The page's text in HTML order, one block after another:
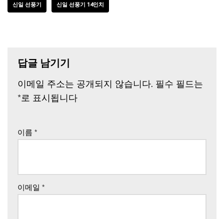
신일 선풍기 신일 선풍기 14인치
답글 남기기
이메일 주소는 공개되지 않습니다. 필수 필드는
*로 표시됩니다
이름 *
이메일 *